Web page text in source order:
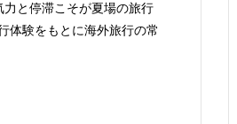
と停滞こそが夏場の旅行
体験をもとに海外旅行の常